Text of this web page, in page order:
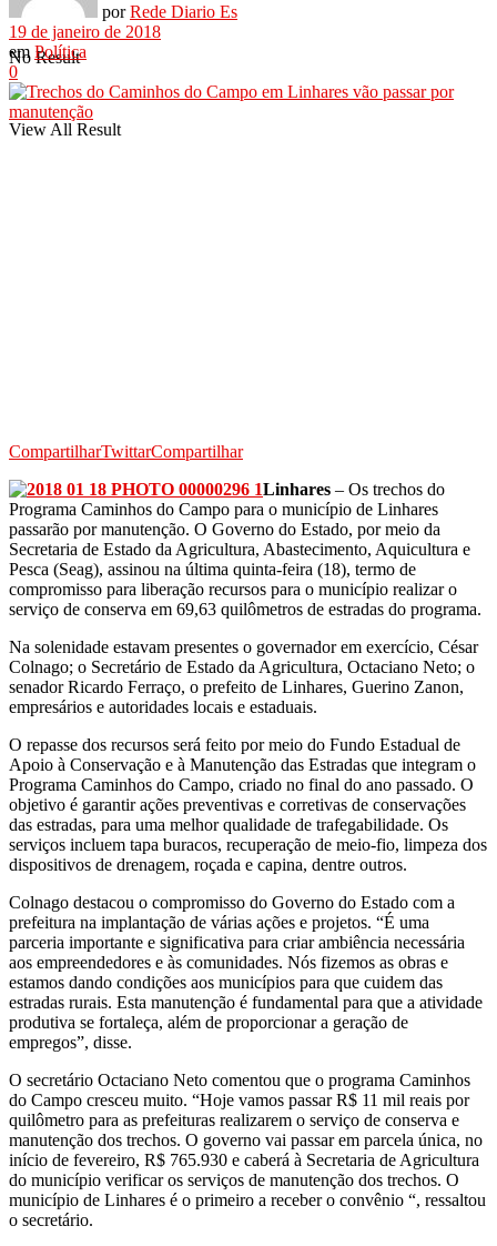
No Result
View All Result
por Rede Diario Es
19 de janeiro de 2018
em Política
0
CompartilharTwittarCompartilhar
Linhares – Os trechos do
Programa Caminhos do Campo para o município de Linhares
passarão por manutenção. O Governo do Estado, por meio da
Secretaria de Estado da Agricultura, Abastecimento, Aquicultura e
Pesca (Seag), assinou na última quinta-feira (18), termo de
compromisso para liberação recursos para o município realizar o
serviço de conserva em 69,63 quilômetros de estradas do programa.
Na solenidade estavam presentes o governador em exercício, César
Colnago; o Secretário de Estado da Agricultura, Octaciano Neto; o
senador Ricardo Ferraço, o prefeito de Linhares, Guerino Zanon,
empresários e autoridades locais e estaduais.
O repasse dos recursos será feito por meio do Fundo Estadual de
Apoio à Conservação e à Manutenção das Estradas que integram o
Programa Caminhos do Campo, criado no final do ano passado. O
objetivo é garantir ações preventivas e corretivas de conservações
das estradas, para uma melhor qualidade de trafegabilidade. Os
serviços incluem tapa buracos, recuperação de meio-fio, limpeza dos
dispositivos de drenagem, roçada e capina, dentre outros.
Colnago destacou o compromisso do Governo do Estado com a
prefeitura na implantação de várias ações e projetos. “É uma
parceria importante e significativa para criar ambiência necessária
aos empreendedores e às comunidades. Nós fizemos as obras e
estamos dando condições aos municípios para que cuidem das
estradas rurais. Esta manutenção é fundamental para que a atividade
produtiva se fortaleça, além de proporcionar a geração de
empregos”, disse.
O secretário Octaciano Neto comentou que o programa Caminhos
do Campo cresceu muito. “Hoje vamos passar R$ 11 mil reais por
quilômetro para as prefeituras realizarem o serviço de conserva e
manutenção dos trechos. O governo vai passar em parcela única, no
início de fevereiro, R$ 765.930 e caberá à Secretaria de Agricultura
do município verificar os serviços de manutenção dos trechos. O
município de Linhares é o primeiro a receber o convênio “, ressaltou
o secretário.